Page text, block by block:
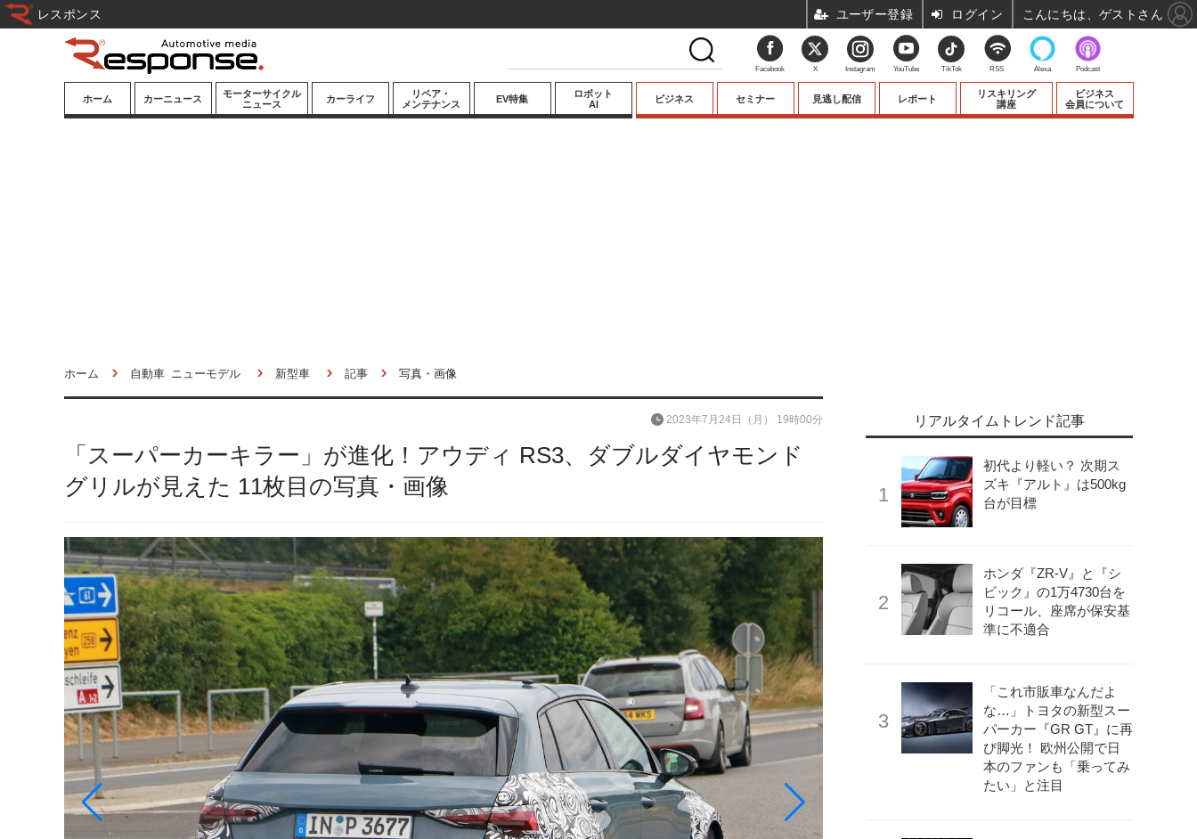
ホーム カーニュース
モーターサイクル
ニュース
カーライフ
リペア・
メンテナンス
EV特集
ロボット
AI
ビジネス セミナー 見逃し配信 レポート
リスキリング
講座
ビジネス
会員について
ホーム 自動車 ニューモデル 新型車 記事 写真・画像
「スーパーカーキラー」が進化！アウディ RS3、ダブルダイヤモンド
グリルが見えた 11枚目の写真・画像
2023年7月24日（月） 19時00分 リアルタイムトレンド記事
初代より軽い？ 次期ス
ズキ『アルト』は500kg
台が目標
ホンダ『ZR-V』と『シ
ビック』の1万4730台を
リコール、座席が保安基
準に不適合
「これ市販車なんだよ
な…」トヨタの新型スー
パーカー『GR GT』に再
び脚光！ 欧州公開で日
本のファンも「乗ってみ
たい」と注目
Facebook X Instagram YouTube TikTok RSS Alexa Podcast
レスポンス ユーザー登録 ログイン こんにちは、ゲストさん